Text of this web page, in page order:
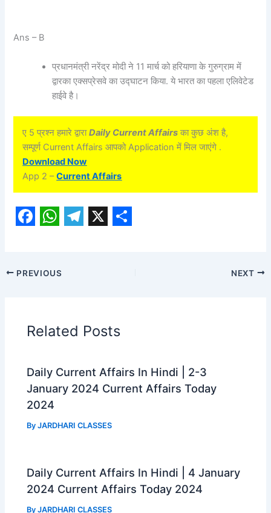
Ans – B
प्रधानमंत्री नरेंद्र मोदी ने 11 मार्च को हरियाणा के गुरुग्राम में
द्वारका एक्सप्रेसवे का उद्घाटन किया. ये भारत का पहला एलिवेटेड
हाईवे है।
ए 5 प्रश्न हमारे द्वाराDaily Current Affairs का कुछ अंश है,
सम्पूर्ण Current Affairs आपको Application में मिल जाएंगे .
Download Now
App 2 –Current Affairs
c a
A
p
r
m
PREVIOUS NEXT
Related Posts
Daily Current Affairs In Hindi | 2-3
January 2024 Current Affairs Today
2024
ByJARDHARI CLASSES
Daily Current Affairs In Hindi | 4 January
2024 Current Affairs Today 2024
ByJARDHARI CLASSES